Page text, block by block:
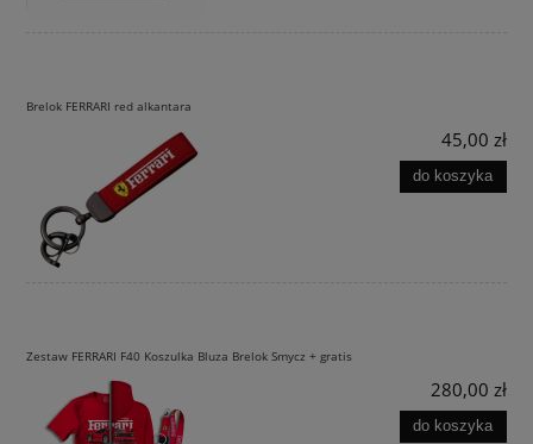
Brelok FERRARI red alkantara
45,00 zł
do koszyka
Zestaw FERRARI F40 Koszulka Bluza Brelok Smycz + gratis
280,00 zł
do koszyka